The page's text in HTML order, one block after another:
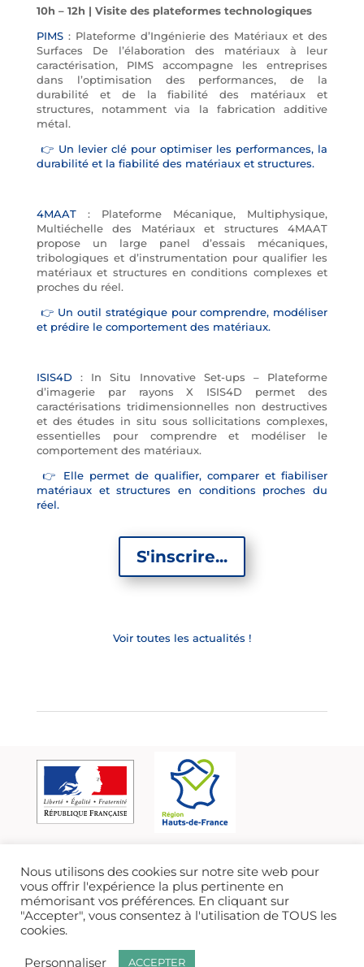
10h – 12h | Visite des plateformes technologiques
PIMS: Plateforme d’Ingénierie des Matériaux et des
Surfaces De l’élaboration des matériaux à leur
caractérisation, PIMS accompagne les entreprises
dans l’optimisation des performances, de la
durabilité et de la fiabilité des matériaux et
structures, notamment via la fabrication additive
métal.
👉 Un levier clé pour optimiser les performances, la
durabilité et la fiabilité des matériaux et structures.
4MAAT: Plateforme Mécanique, Multiphysique,
Multiéchelle des Matériaux et structures 4MAAT
propose un large panel d’essais mécaniques,
tribologiques et d’instrumentation pour qualifier les
matériaux et structures en conditions complexes et
proches du réel.
👉 Un outil stratégique pour comprendre, modéliser
et prédire le comportement des matériaux.
ISIS4D : In Situ Innovative Set-ups – Plateforme
d’imagerie par rayons X ISIS4D permet des
caractérisations tridimensionnelles non destructives
et des études in situ sous sollicitations complexes,
essentielles pour comprendre et modéliser le
comportement des matériaux.
👉 Elle permet de qualifier, comparer et fiabiliser
matériaux et structures en conditions proches du
réel.
S'inscrire...
Voir toutes les actualités !
Nous utilisons des cookies sur notre site web pour
vous offrir l'expérience la plus pertinente en
mémorisant vos préférences. En cliquant sur
"Accepter", vous consentez à l'utilisation de TOUS les
cookies.
Personnaliser ACCEPTER